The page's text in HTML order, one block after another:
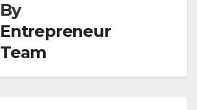
By
Entrepreneur
Team